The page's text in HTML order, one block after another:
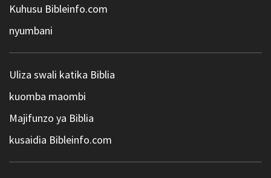
Kuhusu Bibleinfo.com
nyumbani
Uliza swali katika Biblia
kuomba maombi
Majifunzo ya Biblia
kusaidia Bibleinfo.com